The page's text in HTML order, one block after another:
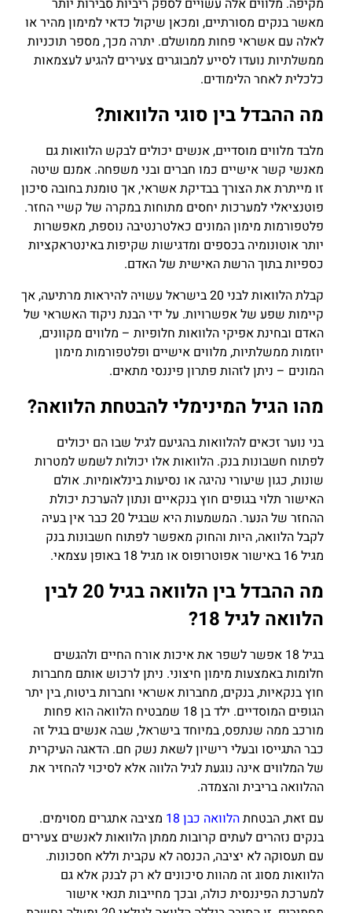
מקיפה. מלווים אלה עשויים לספק ריביות סבירות יותר
מאשר בנקים מסורתיים, ומכאן שיקול כדאי למימון מהיר או
לאלה עם אשראי פחות ממושלם. יתרה מכך, מספר תוכניות
ממשלתיות נועדו לסייע למבוגרים צעירים להגיע לעצמאות
כלכלית לאחר הלימודים.
מה ההבדל בין סוגי הלוואות?
מלבד מלווים מוסדיים, אנשים יכולים לבקש הלוואות גם
מאנשי קשר אישיים כמו חברים ובני משפחה. אמנם שיטה
זו מייתרת את הצורך בבדיקת אשראי, אך טומנת בחובה סיכון
פוטנציאלי למערכות יחסים מתוחות במקרה של קשיי החזר.
פלטפורמות מימון המונים כאלטרנטיבה נוספת, מאפשרות
יותר אוטונומיה בכספים ומדגישות שקיפות באינטראקציות
כספיות בתוך הרשת האישית של האדם.
קבלת הלוואות לבני 20 בישראל עשויה להיראות מרתיעה, אך
קיימות שפע של אפשרויות. על ידי הבנת ניקוד האשראי של
האדם ובחינת אפיקי הלוואות חלופיות – מלווים מקוונים,
יוזמות ממשלתיות, מלווים אישיים ופלטפורמות מימון
המונים – ניתן לזהות פתרון פיננסי מתאים.
מהו הגיל המינימלי להבטחת הלוואה?
בני נוער זכאים להלוואות בהגיעם לגיל שבו הם יכולים
לפתוח חשבונות בנק. הלוואות אלו יכולות לשמש למטרות
שונות, כגון שיעורי נהיגה או נסיעות בינלאומיות. אולם
האישור תלוי בגופים חוץ בנקאיים ונתון להערכת יכולת
ההחזר של הנער. המשמעות היא שבגיל 20 כבר אין בעיה
לקבל הלוואה, היות והחוק מאפשר לפתוח חשבונות בנק
מגיל 16 באישור אפוטרופוס או מגיל 18 באופן עצמאי.
מה ההבדל בין הלוואה בגיל 20 לבין
הלוואה לגיל 18?
בגיל 18 אפשר לשפר את איכות אורח החיים ולהגשים
חלומות באמצעות מימון חיצוני. ניתן לרכוש אותם מחברות
חוץ בנקאיות, בנקים, מחברות אשראי וחברות ביטוח, בין יתר
הגופים המוסדיים. ילד בן 18 שמבטיח הלוואה הוא פחות
מורכב ממה שנתפס, במיוחד בישראל, שבה אנשים בגיל זה
כבר התגייסו ובעלי רישיון לשאת נשק חם. הדאגה העיקרית
של המלווים אינה נוגעת לגיל הלווה אלא לסיכוי להחזיר את
ההלוואה בריבית והצמדה.
עם זאת, הבטחתהלוואה כבן 18
מציבה אתגרים מסוימים.
בנקים נזהרים לעתים קרובות ממתן הלוואות לאנשים צעירים
עם תעסוקה לא יציבה, הכנסה לא עקבית וללא חסכונות.
הלוואות מסוג זה מהוות סיכונים לא רק לבנק אלא גם
למערכת הפיננסית כולה, ובכך מחייבות תנאי אישור